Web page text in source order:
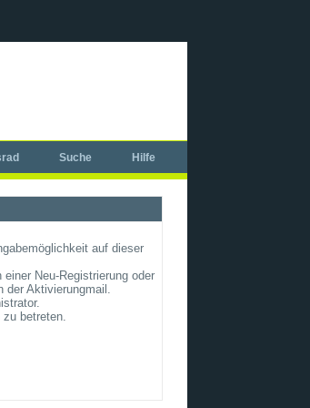
Suche Hilfe
auf dieser
Neu-Registrierung oder
der Aktivierungmail.
betreten.